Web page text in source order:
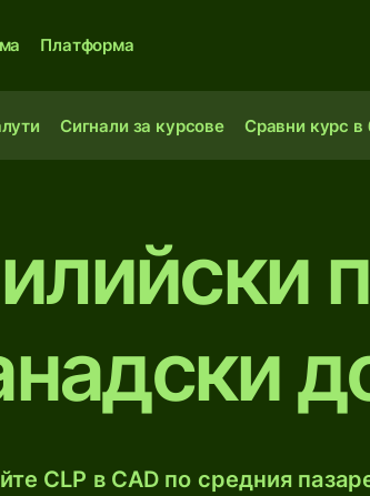
Платформа
Сигнали за курсове Сравни курс в
CLP в CAD по средния